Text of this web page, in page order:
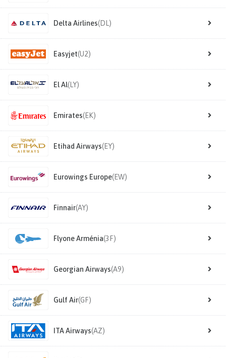
Delta Airlines(DL)
Easyjet(U2)
El Al(LY)
Emirates(EK)
Etihad Airways(EY)
Eurowings Europe(EW)
Finnair(AY)
Flyone Arménia(3F)
Georgian Airways(A9)
Gulf Air(GF)
ITA Airways(AZ)